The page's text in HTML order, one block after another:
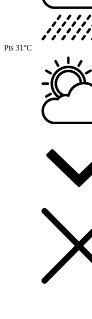
Pts 31°C